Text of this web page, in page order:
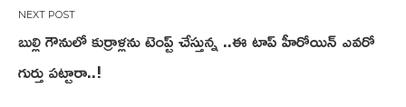
బుల్లి గౌనులో కుర్రాళ్లను టెంప్ట్ చేస్తున్న ..ఈ టాప్ హీరోయిన్ ఎవరో
గుర్తు పట్టారా..!